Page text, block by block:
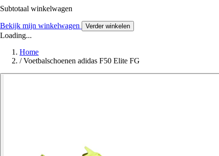
Subtotaal winkelwagen
Bekijk mijn winkelwagen Verder winkelen
Loading...
Home
/ Voetbalschoenen adidas F50 Elite FG